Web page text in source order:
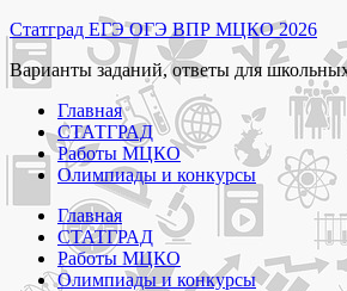
Перейти
к
содержимому
Статград ЕГЭ ОГЭ ВПР МЦКО 2026
Варианты заданий, ответы для
Главная
СТАТГРАД
Работы МЦКО
Олимпиады и конкурсы
Главная
СТАТГРАД
Работы МЦКО
Олимпиады и конкурсы